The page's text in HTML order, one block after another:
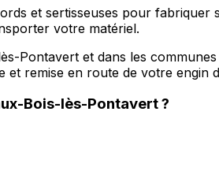
et sertisseuses pour
votre matériel.
Pontavert et dans les
remise en route de votre engin
Bois-lès-Pontavert?